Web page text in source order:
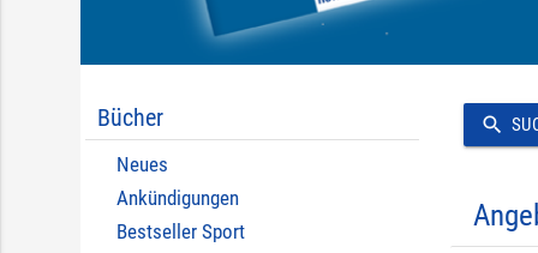
Bücher
Neues
Ankündigungen
Bestseller Sport
search